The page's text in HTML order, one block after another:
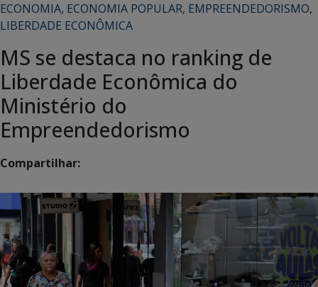
ECONOMIA, ECONOMIA POPULAR, EMPREENDEDORISMO,
LIBERDADE ECONÔMICA
MS se destaca no ranking de
Liberdade Econômica do
Ministério do
Empreendedorismo
Compartilhar: